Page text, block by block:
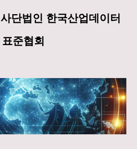
사단법인 한국산업데이터
표준협회